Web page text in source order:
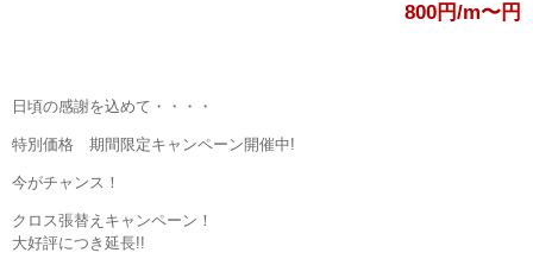
800円/m〜円
日頃の感謝を込めて・・・・
特別価格 期間限定キャンペーン開催中!
今がチャンス！
クロス張替えキャンペーン！
大好評につき延長!!
その他